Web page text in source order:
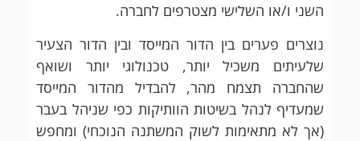
השני ו/או השלישי מצטרפים לחברה.
נוצרים פערים בין הדור המייסד ובין הדור הצעיר
שלעיתים משכיל יותר, טכנולוגי יותר ושואף
שהחברה תצמח מהר, להבדיל מהדור המייסד
שמעדיף לנהל בשיטות הוותיקות כפי שניהל בעבר
(אך לא מתאימות לשוק המשתנה הנוכחי) ומחפש